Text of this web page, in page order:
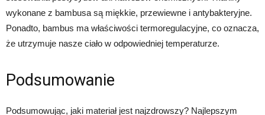
wykonane z bambusa są miękkie, przewiewne i antybakteryjne.
Ponadto, bambus ma właściwości termoregulacyjne, co oznacza,
że utrzymuje nasze ciało w odpowiedniej temperaturze.
Podsumowanie
Podsumowując, jaki materiał jest najzdrowszy? Najlepszym